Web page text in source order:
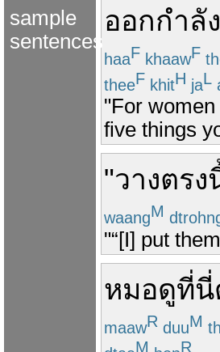
sample
sentences
ออกกำลั
haaF khaawF
theeF khitH jaL
"For
five things
"วางตรง
waangM
"“[I] put
หมอดูที่นี่
maawR duuM
M R